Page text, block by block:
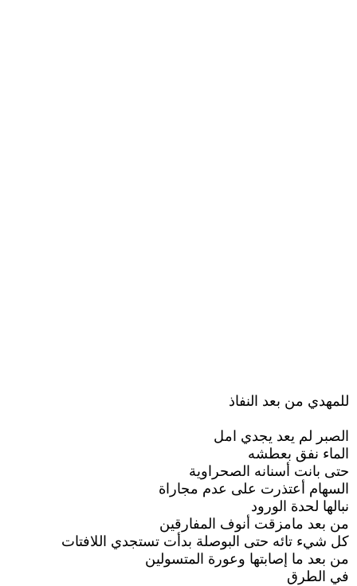
للمهدي من بعد النفاذ
الصبر لم يعد يجدي امل
الماء نفق بعطشه
حتى بانت أسنانه الصحراوية
السهام أعتذرت على عدم مجاراة
نبالها لحدة الورود
من بعد مامزقت أنوف المفارقين
كل شيء تائه حتى البوصلة بدأت تستجدي اللافتات
من بعد ما إصابتها وعورة المتسولين
في الطرق